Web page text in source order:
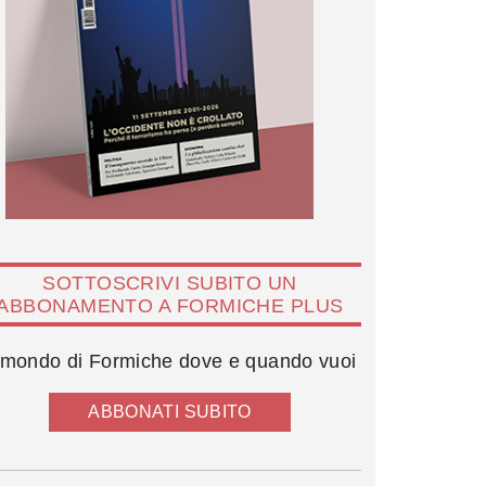
SOTTOSCRIVI SUBITO UN
A FORMICHE PLUS
di Formiche dove e quando vuoi
ABBONATI SUBITO